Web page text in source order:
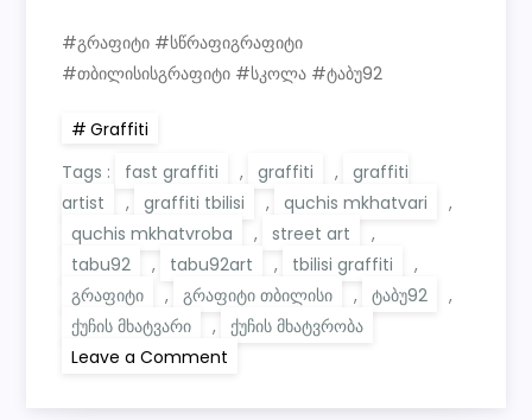
#გრაფიტი #სწრაფიგრაფიტი
#თბილისისგრაფიტი #სკოლა #ტაბუ92
Graffiti
Tags :
fast graffiti , graffiti ,
graffiti
artist
, graffiti tbilisi , quchis mkhatvari
,
quchis mkhatvroba
, street art
,
tabu92
, tabu92art , tbilisi graffiti
,
გრაფიტი
, გრაფიტი თბილისი , ტაბუ92
,
ქუჩის მხატვარი
,
ქუჩის მხატვრობა
Leave a Comment
fast